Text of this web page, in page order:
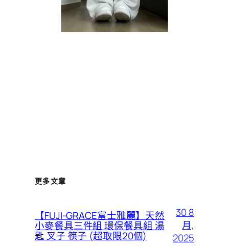
更多文章
【FUJI-GRACE富士雅麗】天然
小麥餐具三件組 環保餐具組 湯
匙 叉子 筷子 (超取限20個)
30 8
月,
2025